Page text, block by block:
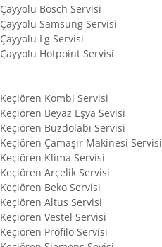
Çayyolu Bosch Servisi
Çayyolu Samsung Servisi
Çayyolu Lg Servisi
Çayyolu Hotpoint Servisi
Keçiören Kombi Servisi
Keçiören Beyaz Eşya Sevisi
Keçiören Buzdolabı Servisi
Keçiören Çamaşır Makinesi Servisi
Keçiören Klima Servisi
Keçiören Arçelik Servisi
Keçiören Beko Servisi
Keçiören Altus Servisi
Keçiören Vestel Servisi
Keçiören Profilo Servisi